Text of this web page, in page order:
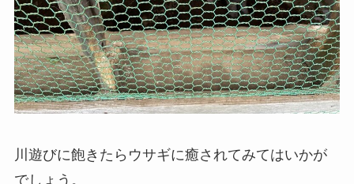
川遊びに飽きたらウサギに癒されてみてはいかが
でしょう。